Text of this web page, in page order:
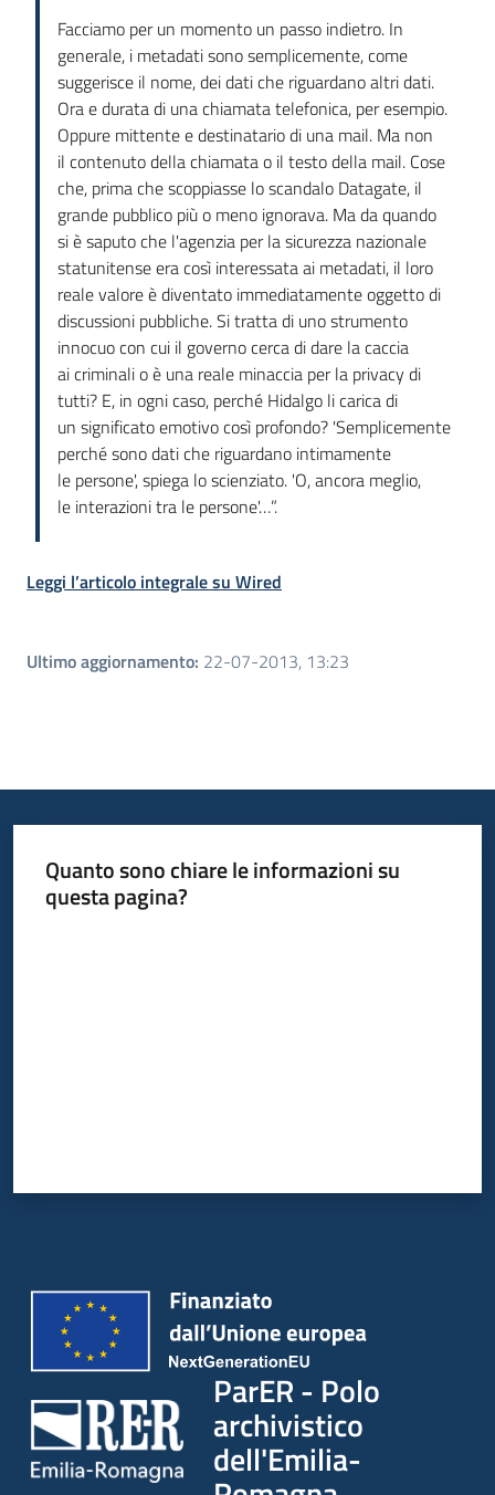
Facciamo per un momento un passo indietro. In
generale, i metadati sono semplicemente, come
suggerisce il nome, dei dati che riguardano altri dati.
Ora e durata di una chiamata telefonica, per esempio.
Oppure mittente e destinatario di una mail. Ma non
il contenuto della chiamata o il testo della mail. Cose
che, prima che scoppiasse lo scandalo Datagate, il
grande pubblico più o meno ignorava. Ma da quando
si è saputo che l'agenzia per la sicurezza nazionale
statunitense era così interessata ai metadati, il loro
reale valore è diventato immediatamente oggetto di
discussioni pubbliche. Si tratta di uno strumento
innocuo con cui il governo cerca di dare la caccia
ai criminali o è una reale minaccia per la privacy di
tutti? E, in ogni caso, perché Hidalgo li carica di
un significato emotivo così profondo? 'Semplicemente
perché sono dati che riguardano intimamente
le persone', spiega lo scienziato. 'O, ancora meglio,
le interazioni tra le persone'…”.
Leggi l’articolo integrale su Wired
Ultimo aggiornamento: 22-07-2013, 13:23
Quanto sono chiare le informazioni su
questa pagina?
ParER - Polo
archivistico
dell'Emilia-